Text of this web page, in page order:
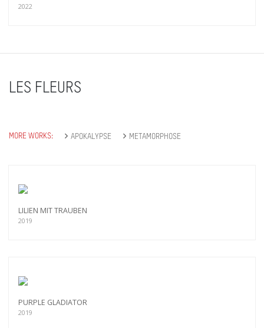
2022
LES FLEURS
MORE WORKS: APOKALYPSE METAMORPHOSE
LILIEN MIT TRAUBEN
2019
PURPLE GLADIATOR
2019